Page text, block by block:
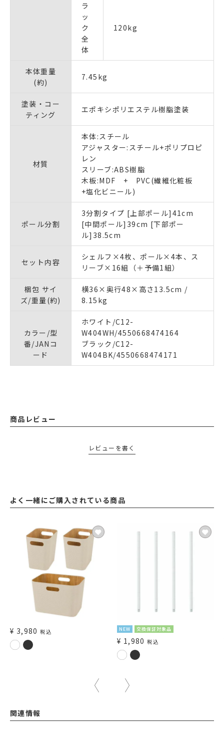
ラ
ッ
ク
全
体
120kg
本体重量
(約)
7.45kg
塗装・コー
ティング
エポキシポリエステル樹脂塗装
材質
本体:スチール
アジャスター:スチール+ポリプロピ
レン
スリーブ:ABS樹脂
木板:MDF + PVC(繊維化粧板
+塩化ビニール)
ポール分割
3分割タイプ [上部ポール]41cm
[中間ポール]39cm [下部ポー
ル]38.5cm
セット内容
シェルフ×4枚、ポール×4本、ス
リーブ×16組（＋予備1組）
梱包 サイ
ズ/重量(約)
横36×奥行48×高さ13.5cm /
8.15kg
カラー/型
番/JANコ
ード
ホワイト/C12-
W404WH/4550668474164
ブラック/C12-
W404BK/4550668474171
商品レビュー
レビューを書く
よく一緒にご購入されている商品
¥ 3,980 税込 NEW 交換保証対象品
¥ 1,980 税込
関連情報